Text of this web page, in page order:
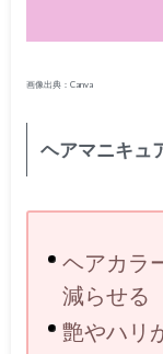
画像出典：Canva
ヘアマニキュ
ヘアカラ
減らせる
艶やハリ